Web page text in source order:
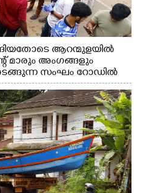
ആറന്മുളയിൽ
മാരും അംഗങ്ങളും
സംഘം റോഡിൽ
മറ്റ് മാലിന്യങ്ങളും